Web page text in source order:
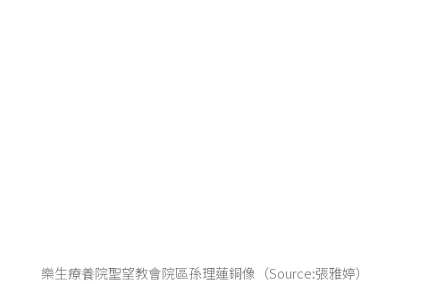
樂生療養院聖望教會院區孫理蓮銅像（Source:張雅婷）